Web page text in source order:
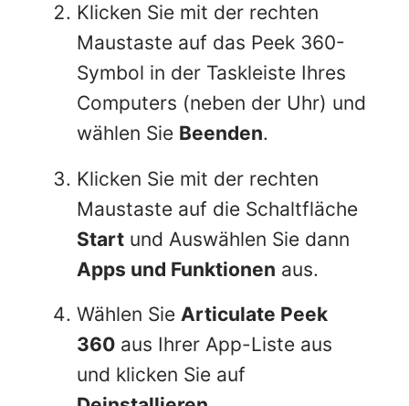
Klicken Sie mit der rechten
Maustaste auf das Peek 360-
Symbol in der Taskleiste Ihres
Computers (neben der Uhr) und
wählen Sie Beenden.
Klicken Sie mit der rechten
Maustaste auf die Schaltfläche
Start und Auswählen Sie dann
Apps und Funktionen aus.
Wählen Sie Articulate Peek
360 aus Ihrer App-Liste aus
und klicken Sie auf